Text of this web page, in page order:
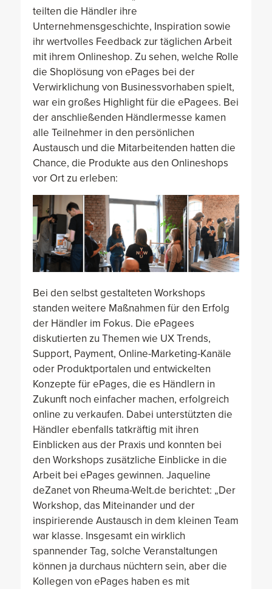
teilten die Händler ihre
Unternehmensgeschichte, Inspiration sowie
ihr wertvolles Feedback zur täglichen Arbeit
mit ihrem Onlineshop. Zu sehen, welche Rolle
die Shoplösung von ePages bei der
Verwirklichung von Businessvorhaben spielt,
war ein großes Highlight für die ePagees. Bei
der anschließenden Händlermesse kamen
alle Teilnehmer in den persönlichen
Austausch und die Mitarbeitenden hatten die
Chance, die Produkte aus den Onlineshops
vor Ort zu erleben:
Bei den selbst gestalteten Workshops
standen weitere Maßnahmen für den Erfolg
der Händler im Fokus. Die ePagees
diskutierten zu Themen wie UX Trends,
Support, Payment, Online-Marketing-Kanäle
oder Produktportalen und entwickelten
Konzepte für ePages, die es Händlern in
Zukunft noch einfacher machen, erfolgreich
online zu verkaufen. Dabei unterstützten die
Händler ebenfalls tatkräftig mit ihren
Einblicken aus der Praxis und konnten bei
den Workshops zusätzliche Einblicke in die
Arbeit bei ePages gewinnen. Jaqueline
deZanet von Rheuma-Welt.de berichtet: „Der
Workshop, das Miteinander und der
inspirierende Austausch in dem kleinen Team
war klasse. Insgesamt ein wirklich
spannender Tag, solche Veranstaltungen
können ja durchaus nüchtern sein, aber die
Kollegen von ePages haben es mit